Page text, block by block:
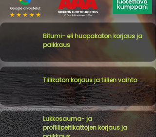
Bitumi- eli huopakaton korjaus ja
paikkaus
Tiilikaton korjaus ja tiilien vaihto
Lukkosauma- ja
profiilipeltikattojen korjaus ja